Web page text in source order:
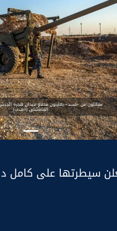
مقاتلون من «قسد» يعاينون مدفع ميدان هجره
القامشلي (أ.ف.ب)
سيطرتها على كامل